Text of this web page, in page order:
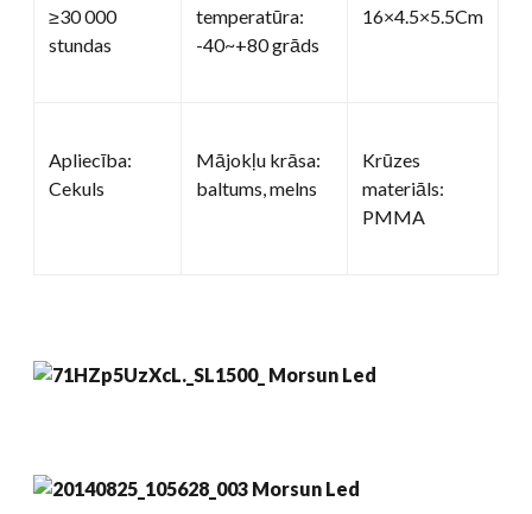
≥30 000
stundas
temperatūra:
-40~+80 grāds
16×4.5×5.5Cm
Apliecība:
Cekuls
Mājokļu krāsa:
baltums, melns
Krūzes
materiāls:
PMMA